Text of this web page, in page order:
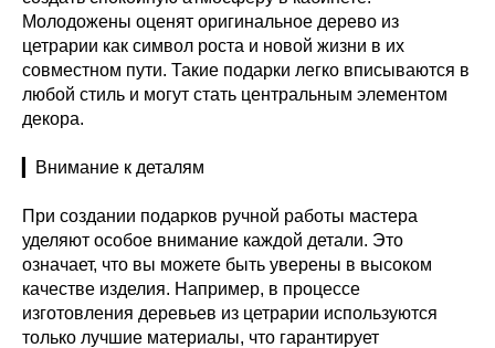
Молодожены оценят оригинальное дерево из
цетрарии как символ роста и новой жизни в их
совместном пути. Такие подарки легко вписываются в
любой стиль и могут стать центральным элементом
декора.
▎Внимание к деталям
При создании подарков ручной работы мастера
уделяют особое внимание каждой детали. Это
означает, что вы можете быть уверены в высоком
качестве изделия. Например, в процессе
изготовления деревьев из цетрарии используются
только лучшие материалы, что гарантирует